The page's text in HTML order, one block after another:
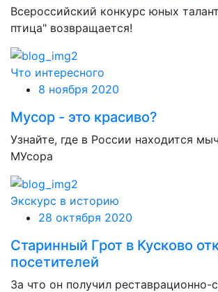
Всероссийский конкурс юных
птица" возвращается!
Что интересного
8 ноября 2020
Мусор - это красиво?
Узнайте, где в России находится
МУсора
Экскурс в историю
28 октября 2020
Старинный Грот в Кусково
посетителей
За что он получил реставрационно-